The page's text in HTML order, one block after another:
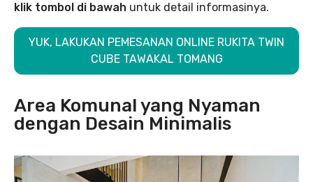
klik tombol di bawah untuk detail informasinya.
YUK, LAKUKAN PEMESANAN ONLINE RUKITA TWIN
CUBE TAWAKAL TOMANG
Area Komunal yang Nyaman
dengan Desain Minimalis